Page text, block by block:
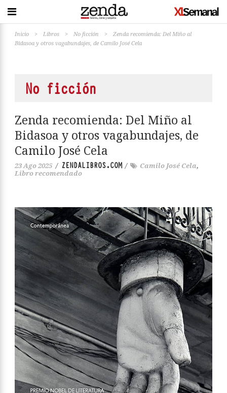
Inicio > Libros > No ficción >
Zenda recomienda: Del Miño al
Bidasoa y otros vagabundajes, de Camilo José Cela
No ficción
Zenda recomienda: Del Miño al
Bidasoa y otros vagabundajes, de
Camilo José Cela
23 Ago 2025 / ZENDALIBROS.COM/ Camilo José Cela,
Libro recomendado